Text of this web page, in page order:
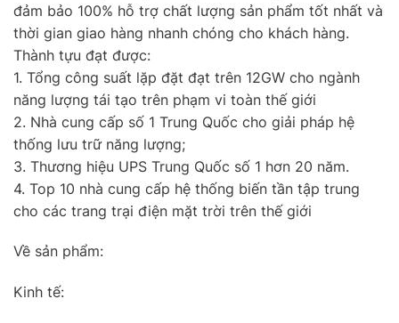
đảm bảo 100% hỗ trợ chất lượng sản phẩm tốt nhất và
thời gian giao hàng nhanh chóng cho khách hàng.
Thành tựu đạt được:
1. Tổng công suất lặp đặt đạt trên 12GW cho ngành
năng lượng tái tạo trên phạm vi toàn thế giới
2. Nhà cung cấp số 1 Trung Quốc cho giải pháp hệ
thống lưu trữ năng lượng;
3. Thương hiệu UPS Trung Quốc số 1 hơn 20 năm.
4. Top 10 nhà cung cấp hệ thống biến tần tập trung
cho các trang trại điện mặt trời trên thế giới
Về sản phẩm:
Kinh tế: